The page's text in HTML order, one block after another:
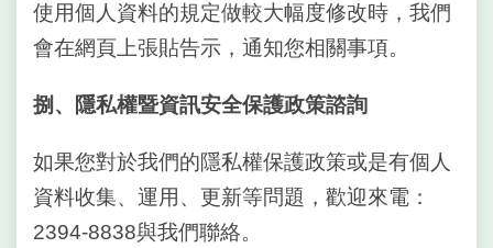
使用個人資料的規定做較大幅度修改時，我們
會在網頁上張貼告示，通知您相關事項。
捌、隱私權暨資訊安全保護政策諮詢
如果您對於我們的隱私權保護政策或是有個人
資料收集、運用、更新等問題，歡迎來電：
2394-8838與我們聯絡。